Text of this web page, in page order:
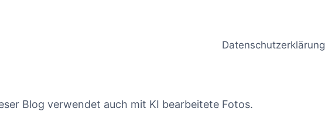
Datenschutzerklärung
Blog verwendet auch mit KI bearbeitete Fotos.